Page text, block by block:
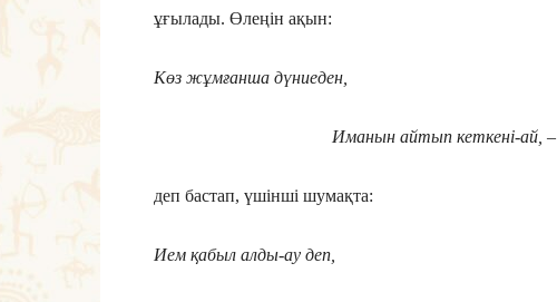
ұғылады. Өлеңін ақын:
Көз жұмғанша дүниеден,
Иманын айтып кеткені-ай, –
деп бастап, үшінші шумақта:
Ием қабыл алды-ау деп,